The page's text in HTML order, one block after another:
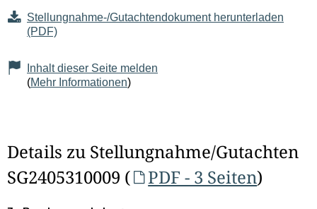
Stellungnahme-/Gutachtendokument herunterladen
(PDF)
Inhalt dieser Seite melden
(Mehr Informationen)
Details zu Stellungnahme/Gutachten
SG2405310009 (
PDF - 3 Seiten)